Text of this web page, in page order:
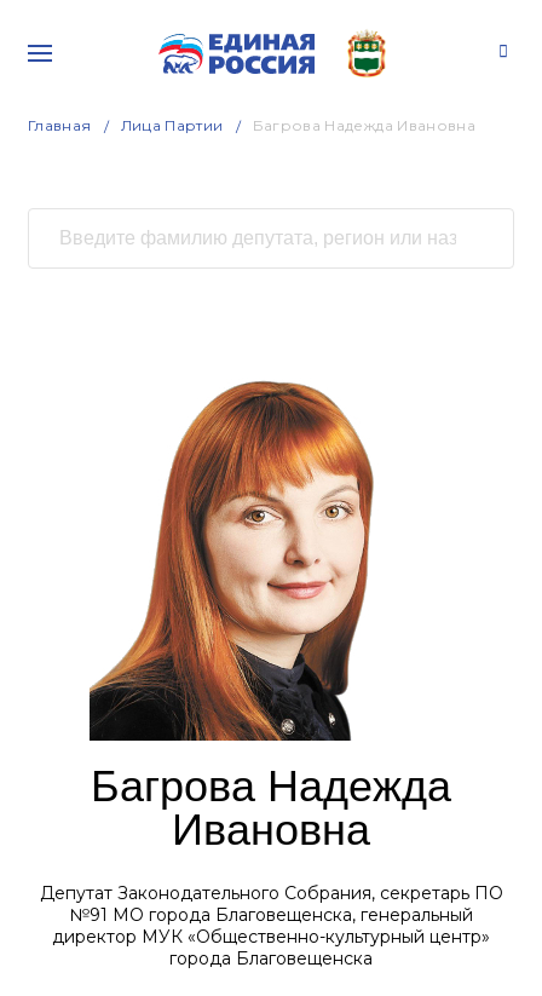
Главная Лица Партии Багрова Надежда Ивановна
Багрова Надежда
Ивановна
Депутат Законодательного Собрания, секретарь ПО
№91 МО города Благовещенска, генеральный
директор МУК «Общественно-культурный центр»
города Благовещенска